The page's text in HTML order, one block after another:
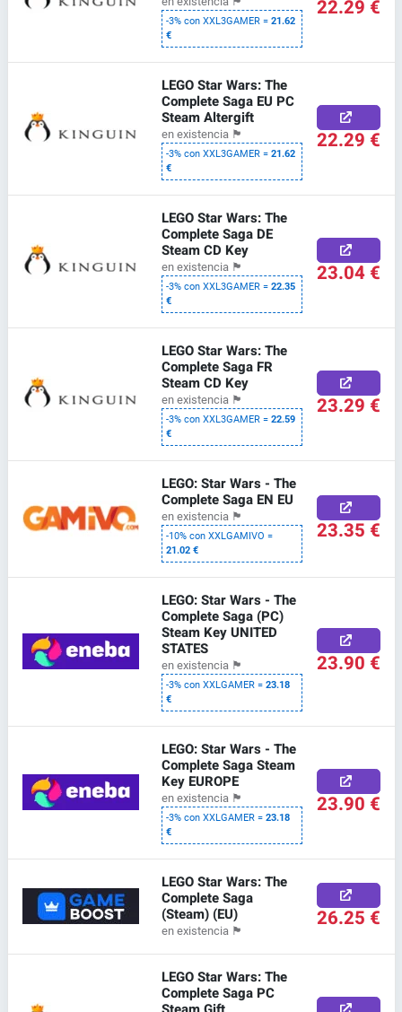
-3% con XXL3GAMER =21.62
€
22.29 €
LEGO Star Wars: The
Complete Saga EU PC
Steam Altergift
en existencia 🏴
-3% con XXL3GAMER =21.62
€
22.29 €
LEGO Star Wars: The
Complete Saga DE
Steam CD Key
en existencia 🏴
-3% con XXL3GAMER =22.35
€
23.04 €
LEGO Star Wars: The
Complete Saga FR
Steam CD Key
en existencia 🏴
-3% con XXL3GAMER =22.59
€
23.29 €
LEGO: Star Wars - The
Complete Saga EN EU
en existencia 🏴
-10% con XXLGAMIVO =
21.02 €
23.35 €
LEGO: Star Wars - The
Complete Saga (PC)
Steam Key UNITED
STATES
en existencia 🏴
-3% con XXLGAMER =23.18
€
23.90 €
LEGO: Star Wars - The
Complete Saga Steam
Key EUROPE
en existencia 🏴
-3% con XXLGAMER =23.18
€
23.90 €
LEGO Star Wars: The
Complete Saga
(Steam) (EU)
en existencia 🏴 26.25 €
LEGO Star Wars: The
Complete Saga PC